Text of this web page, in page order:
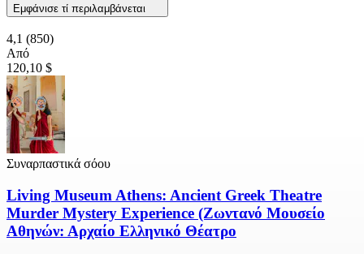
Εμφάνισε τί περιλαμβάνεται
4,1 (850)
Από
120,10 $
Συναρπαστικά σόου
Living Museum Athens: Ancient Greek Theatre
Murder Mystery Experience (Ζωντανό Μουσείο
Αθηνών: Αρχαίο Ελληνικό Θέατρο